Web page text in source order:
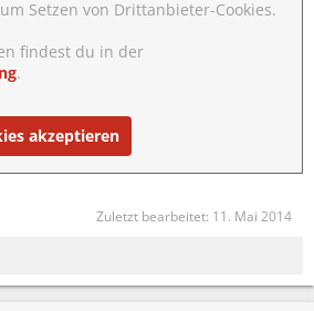
Setzen von Drittanbieter-Cookies.
findest du in der
.
akzeptieren
Zuletzt bearbeitet: 11. Mai 2014